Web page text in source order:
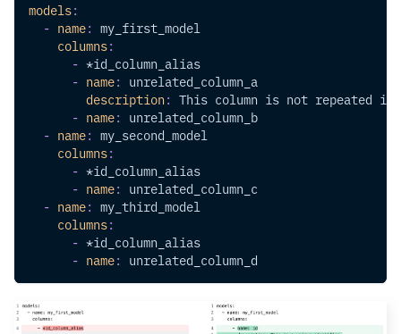
models:
- name: my_first_model
columns:
- *id_column_alias
- name: unrelated_column_a
description: This column is not repeated in
- name: unrelated_column_b
- name: my_second_model
columns:
- *id_column_alias
- name: unrelated_column_c
- name: my_third_model
columns:
- *id_column_alias
- name: unrelated_column_d